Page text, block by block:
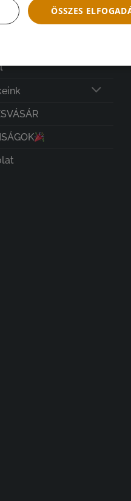
ÖSSZES